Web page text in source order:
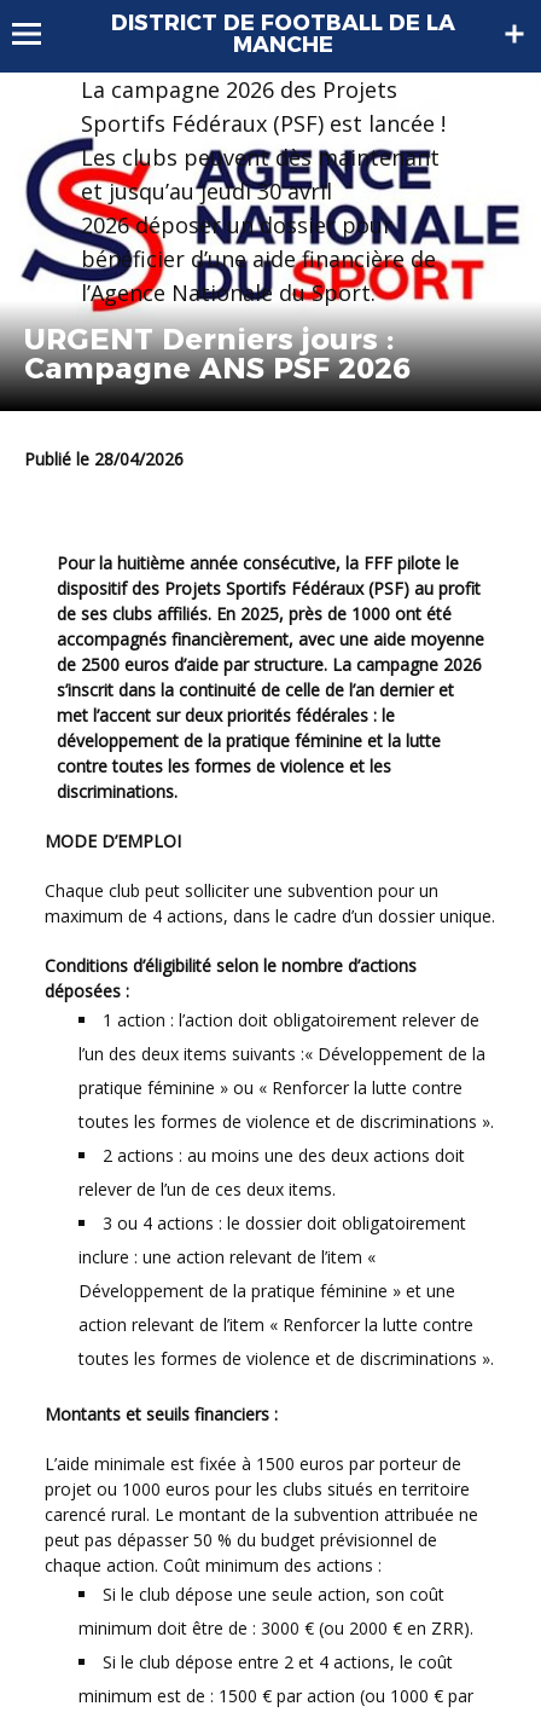
DISTRICT DE FOOTBALL DE LA
MANCHE
URGENT Derniers jours :
Campagne ANS PSF 2026
Publié le 28/04/2026
La campagne 2026 des Projets
Sportifs Fédéraux (PSF) est lancée !
Les clubs peuvent dès maintenant
et jusqu’au jeudi 30 avril
2026 déposer un dossier pour
bénéficier d’une aide financière de
l’Agence Nationale du Sport.
Pour la huitième année consécutive, la FFF pilote le
dispositif des Projets Sportifs Fédéraux (PSF) au profit
de ses clubs affiliés. En 2025, près de 1000 ont été
accompagnés financièrement, avec une aide moyenne
de 2500 euros d’aide par structure. La campagne 2026
s’inscrit dans la continuité de celle de l’an dernier et
met l’accent sur deux priorités fédérales : le
développement de la pratique féminine et la lutte
contre toutes les formes de violence et les
discriminations.
MODE D’EMPLOI
Chaque club peut solliciter une subvention pour un
maximum de 4 actions, dans le cadre d’un dossier unique.
Conditions d’éligibilité selon le nombre d’actions
déposées :
1 action : l’action doit obligatoirement relever de
l’un des deux items suivants :« Développement de la
pratique féminine » ou « Renforcer la lutte contre
toutes les formes de violence et de discriminations ».
2 actions : au moins une des deux actions doit
relever de l’un de ces deux items.
3 ou 4 actions : le dossier doit obligatoirement
inclure : une action relevant de l’item «
Développement de la pratique féminine » et une
action relevant de l’item « Renforcer la lutte contre
toutes les formes de violence et de discriminations ».
Montants et seuils financiers :
L’aide minimale est fixée à 1500 euros par porteur de
projet ou 1000 euros pour les clubs situés en territoire
carencé rural. Le montant de la subvention attribuée ne
peut pas dépasser 50 % du budget prévisionnel de
chaque action. Coût minimum des actions :
Si le club dépose une seule action, son coût
minimum doit être de : 3000 € (ou 2000 € en ZRR).
Si le club dépose entre 2 et 4 actions, le coût
minimum est de : 1500 € par action (ou 1000 € par